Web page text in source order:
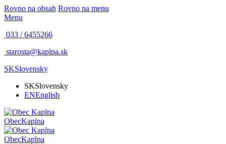
Rovno na obsah Rovno na menu
Menu
033 / 6455266
starosta@kaplna.sk
SKSlovensky
SKSlovensky
ENEnglish
ObecKaplna
ObecKaplna